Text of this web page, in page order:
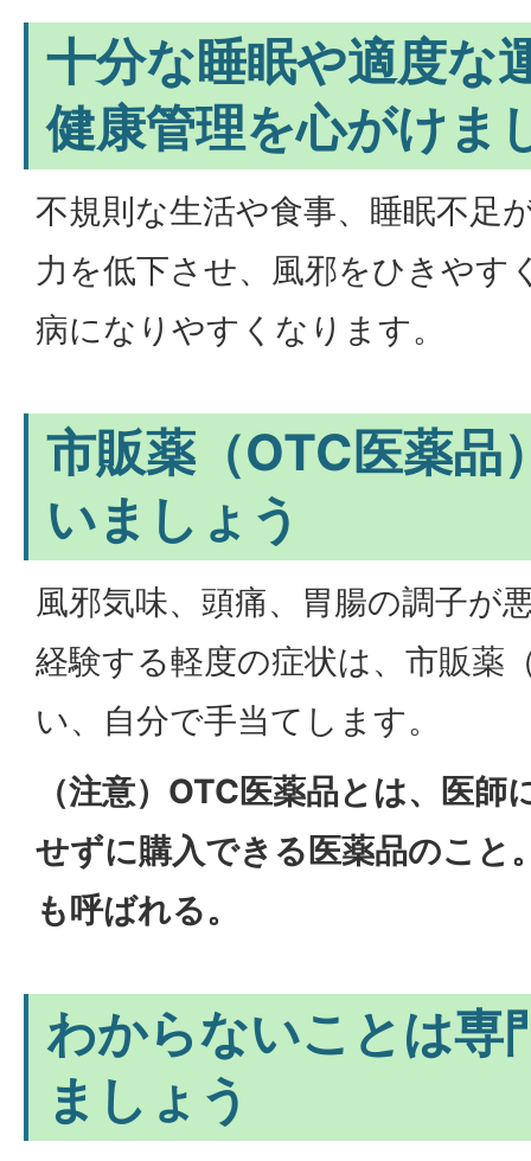
十分な睡眠や適度な
健康管理を心がけま
不規則な生活や食事、睡眠不足
力を低下させ、風邪をひきやす
病になりやすくなります。
市販薬（OTC医薬品
いましょう
風邪気味、頭痛、胃腸の調子が
経験する軽度の症状は、市販薬
い、自分で手当てします。
（注意）OTC医薬品とは、医
せずに購入できる医薬品のこと
も呼ばれる。
わからないことは専
ましょう